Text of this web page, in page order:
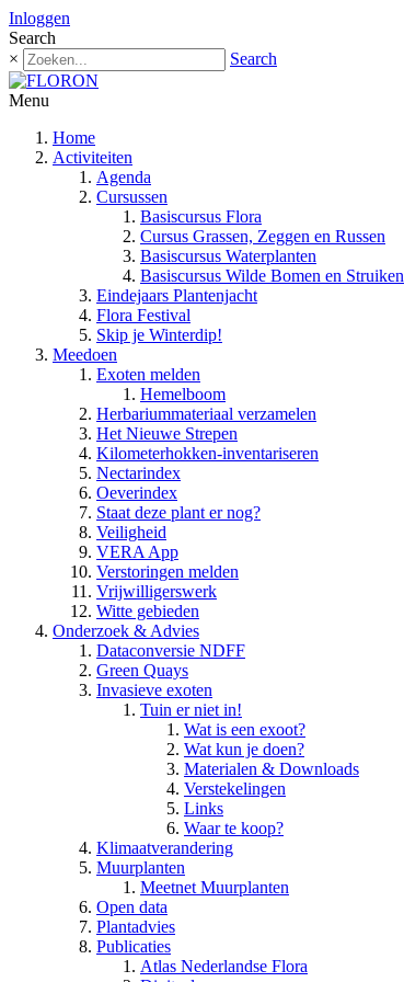
Inloggen
Search
×
Search
Menu
Home
Activiteiten
Agenda
Cursussen
Basiscursus Flora
Cursus Grassen, Zeggen en Russen
Basiscursus Waterplanten
Basiscursus Wilde Bomen en Struiken
Eindejaars Plantenjacht
Flora Festival
Skip je Winterdip!
Meedoen
Exoten melden
Hemelboom
Herbariummateriaal verzamelen
Het Nieuwe Strepen
Kilometerhokken-inventariseren
Nectarindex
Oeverindex
Staat deze plant er nog?
Veiligheid
VERA App
Verstoringen melden
Vrijwilligerswerk
Witte gebieden
Onderzoek & Advies
Dataconversie NDFF
Green Quays
Invasieve exoten
Tuin er niet in!
Wat is een exoot?
Wat kun je doen?
Materialen & Downloads
Verstekelingen
Links
Waar te koop?
Klimaatverandering
Muurplanten
Meetnet Muurplanten
Open data
Plantadvies
Publicaties
Atlas Nederlandse Flora